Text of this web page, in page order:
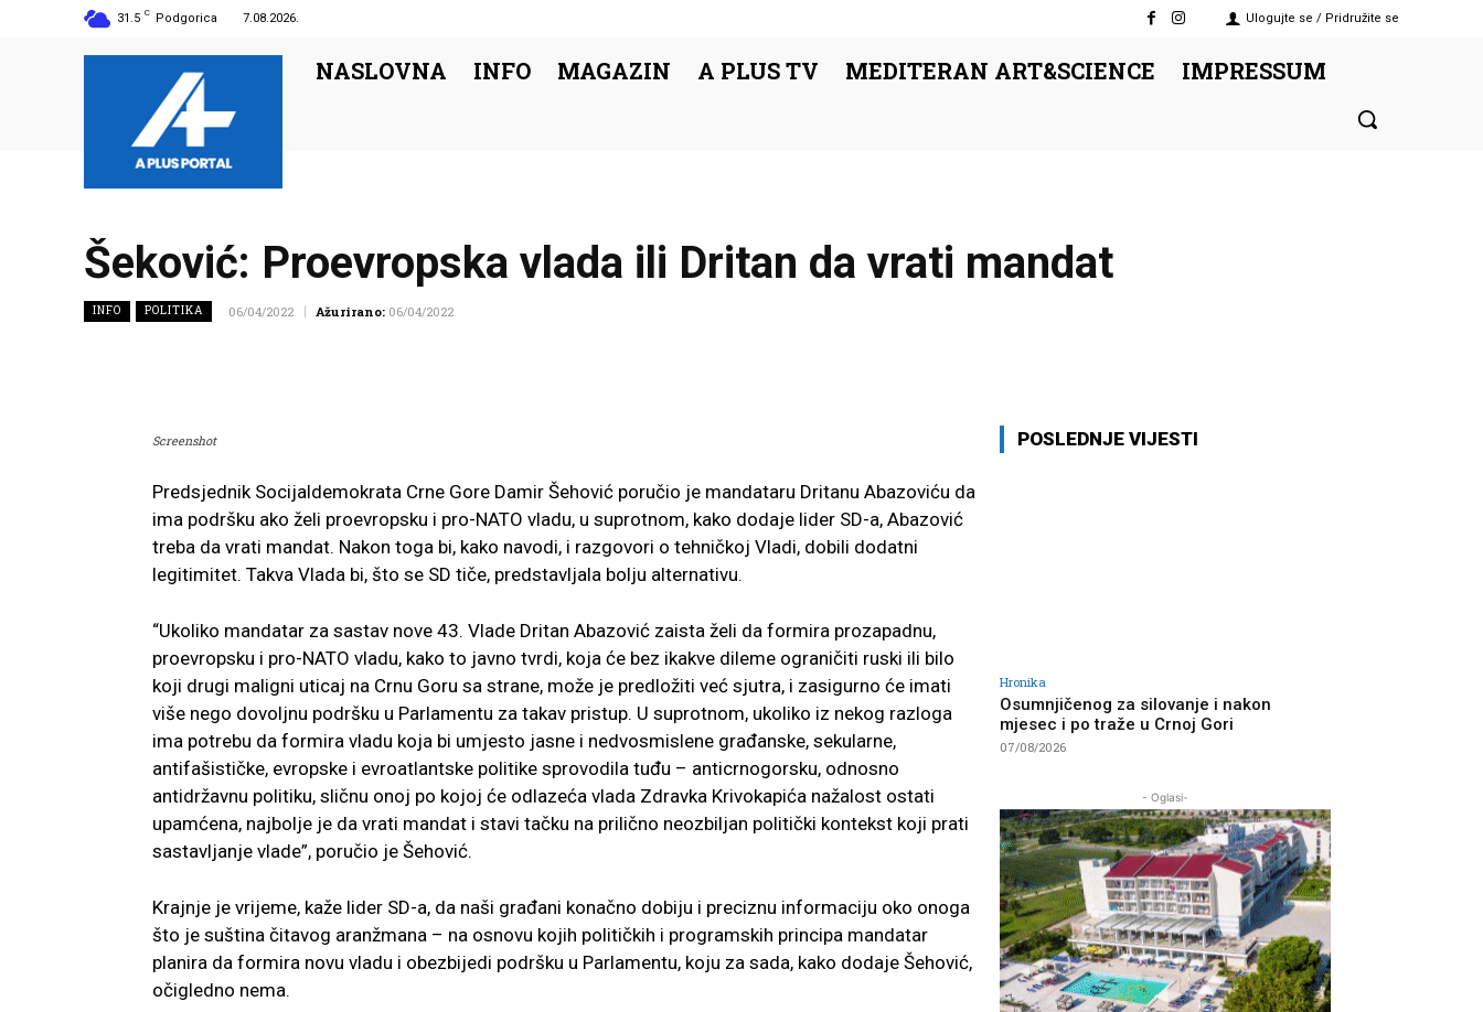
31.5 C Podgorica 7.08.2026. Ulogujte se / Pridružite se
NASLOVNA INFO MAGAZIN A PLUS TV MEDITERAN ART&SCIENCE IMPRESSUM
Šeković: Proevropska vlada ili Dritan da vrati mandat
INFO POLITIKA 06/04/2022 Ažurirano: 06/04/2022
Screenshot
Predsjednik Socijaldemokrata Crne Gore Damir Šehović poručio je mandataru Dritanu Abazoviću da
ima podršku ako želi proevropsku i pro-NATO vladu, u suprotnom, kako dodaje lider SD-a, Abazović
treba da vrati mandat. Nakon toga bi, kako navodi, i razgovori o tehničkoj Vladi, dobili dodatni
legitimitet. Takva Vlada bi, što se SD tiče, predstavljala bolju alternativu.
“Ukoliko mandatar za sastav nove 43. Vlade Dritan Abazović zaista želi da formira prozapadnu,
proevropsku i pro-NATO vladu, kako to javno tvrdi, koja će bez ikakve dileme ograničiti ruski ili bilo
koji drugi maligni uticaj na Crnu Goru sa strane, može je predložiti već sjutra, i zasigurno će imati
više nego dovoljnu podršku u Parlamentu za takav pristup. U suprotnom, ukoliko iz nekog razloga
ima potrebu da formira vladu koja bi umjesto jasne i nedvosmislene građanske, sekularne,
antifašističke, evropske i evroatlantske politike sprovodila tuđu – anticrnogorsku, odnosno
antidržavnu politiku, sličnu onoj po kojoj će odlazeća vlada Zdravka Krivokapića nažalost ostati
upamćena, najbolje je da vrati mandat i stavi tačku na prilično neozbiljan politički kontekst koji prati
sastavljanje vlade”, poručio je Šehović.
Krajnje je vrijeme, kaže lider SD-a, da naši građani konačno dobiju i preciznu informaciju oko onoga
što je suština čitavog aranžmana – na osnovu kojih političkih i programskih principa mandatar
planira da formira novu vladu i obezbijedi podršku u Parlamentu, koju za sada, kako dodaje Šehović,
očigledno nema.
POSLEDNJE VIJESTI
Hronika
Osumnjičenog za silovanje i nakon
mjesec i po traže u Crnoj Gori
07/08/2026
- Oglasi-